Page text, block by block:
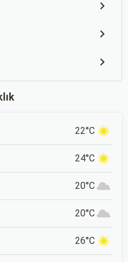
22°C
24°C
20°C
20°C
26°C